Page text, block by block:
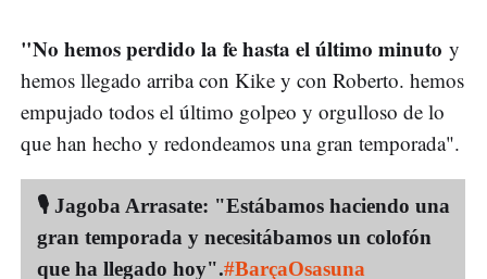
"No hemos perdido la fe hasta el último minuto y
hemos llegado arriba con Kike y con Roberto. hemos
empujado todos el último golpeo y orgulloso de lo
que han hecho y redondeamos una gran temporada".
🎙 Jagoba Arrasate: "Estábamos haciendo una
gran temporada y necesitábamos un colofón
que ha llegado hoy".#BarçaOsasuna